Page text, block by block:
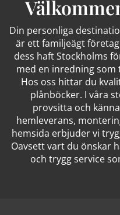
Din personliga
är ett familjeägt
dess haft Stockholms
med en inredning som
Hos oss hittar du
plånböcker. I våra
provsitta och
hemleverans,
hemsida erbjuder vi
Oavsett vart du önskar
och trygg service